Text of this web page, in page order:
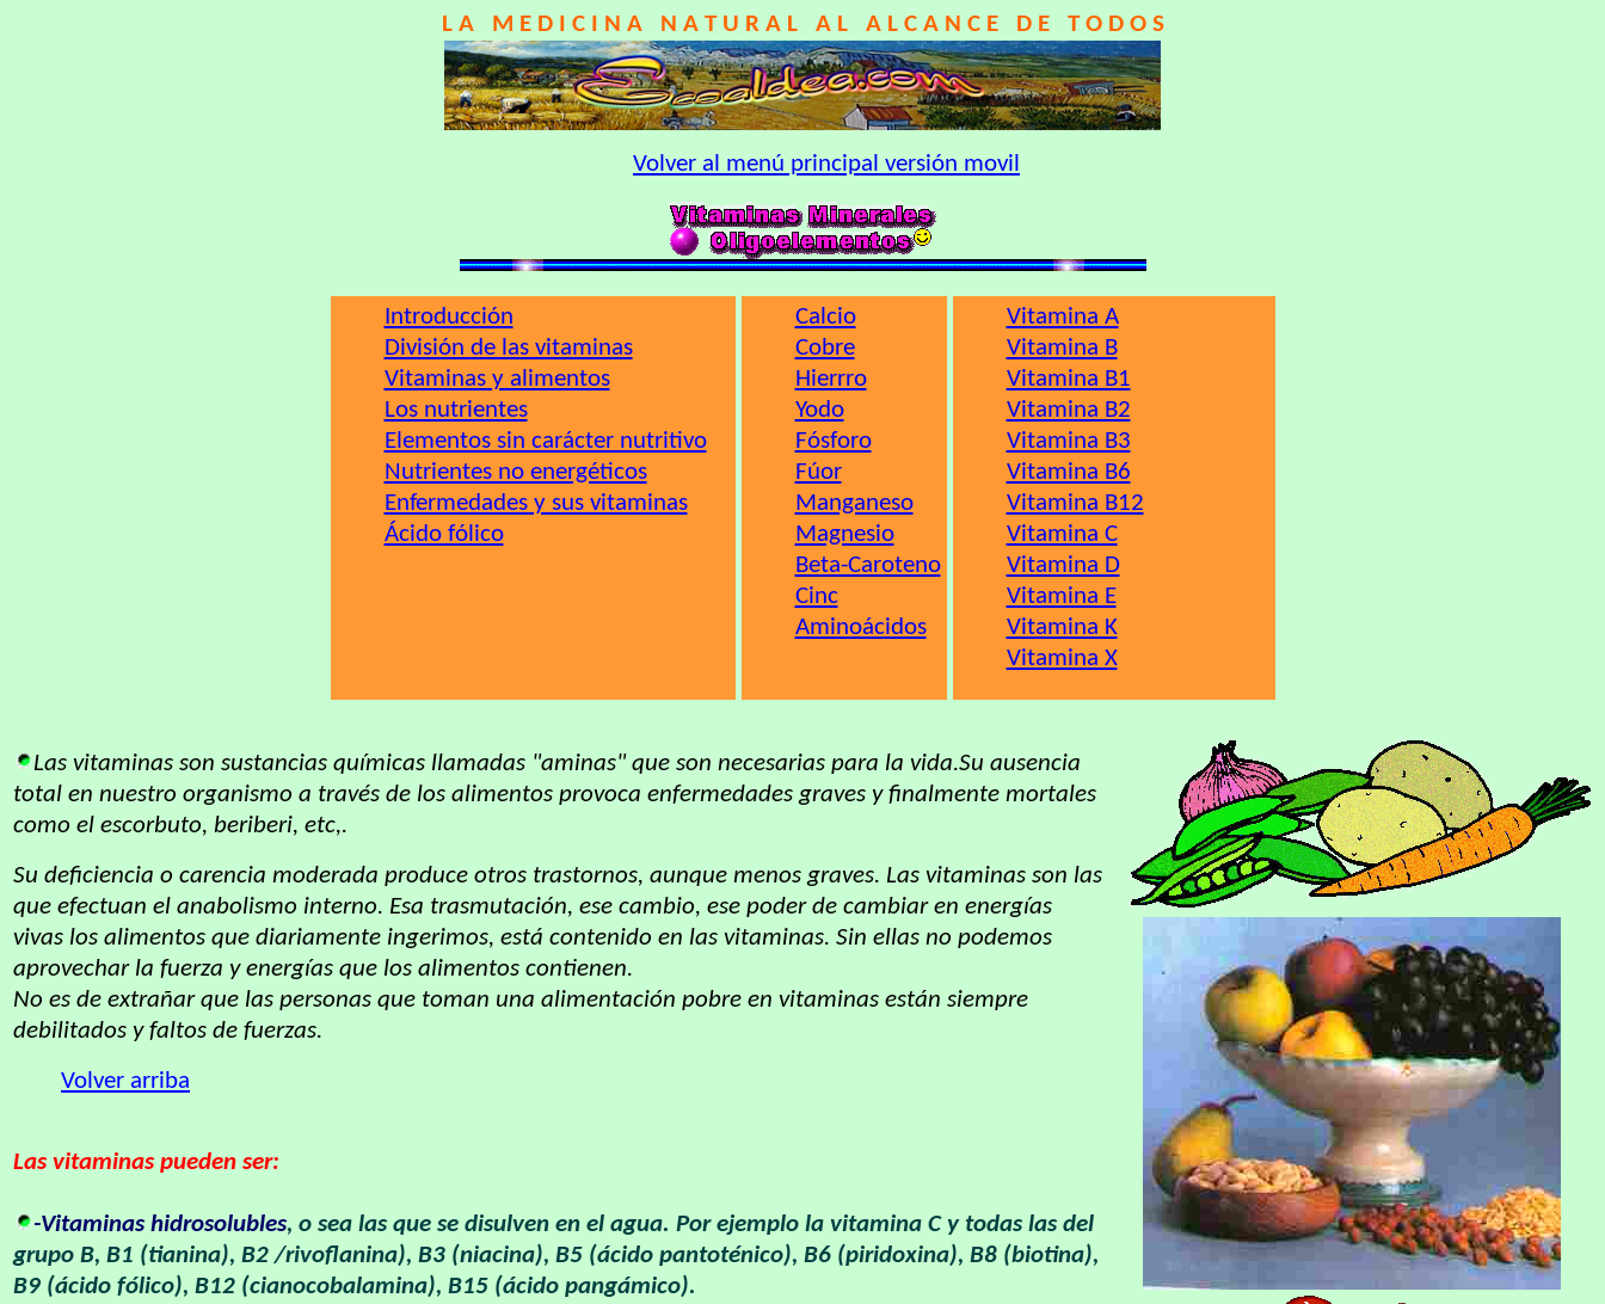
L A M E D I C I N A N A T U R A L A L A L C A N C E D E T O D O S
Volver al menú principal versión movil
Introducción
División de las vitaminas
Vitaminas y alimentos
Los nutrientes
Elementos sin carácter nutritivo
Nutrientes no energéticos
Enfermedades y sus vitaminas
Ácido fólico
Calcio
Cobre
Hierrro
Yodo
Fósforo
Fúor
Manganeso
Magnesio
Beta-Caroteno
Cinc
Aminoácidos
Vitamina A
Vitamina B
Vitamina B1
Vitamina B2
Vitamina B3
Vitamina B6
Vitamina B12
Vitamina C
Vitamina D
Vitamina E
Vitamina K
Vitamina X
Las vitaminas son sustancias químicas llamadas "aminas" que son necesarias para la vida.Su ausencia
total en nuestro organismo a través de los alimentos provoca enfermedades graves y finalmente mortales
como el escorbuto, beriberi, etc,.
Su deficiencia o carencia moderada produce otros trastornos, aunque menos graves. Las vitaminas son las
que efectuan el anabolismo interno. Esa trasmutación, ese cambio, ese poder de cambiar en energías
vivas los alimentos que diariamente ingerimos, está contenido en las vitaminas. Sin ellas no podemos
aprovechar la fuerza y energías que los alimentos contienen.
No es de extrañar que las personas que toman una alimentación pobre en vitaminas están siempre
debilitados y faltos de fuerzas.
Volver arriba
Las vitaminas pueden ser:
-Vitaminas hidrosolubles, o sea las que se disulven en el agua. Por ejemplo la vitamina C y todas las del
grupo B, B1 (tianina), B2 /rivoflanina), B3 (niacina), B5 (ácido pantoténico), B6 (piridoxina), B8 (biotina),
B9 (ácido fólico), B12 (cianocobalamina), B15 (ácido pangámico).